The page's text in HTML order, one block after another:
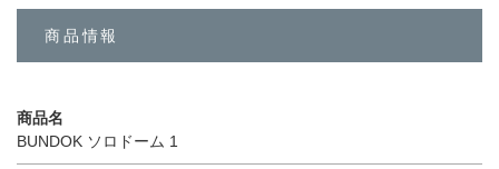
商品情報
商品名
BUNDOK ソロドーム 1